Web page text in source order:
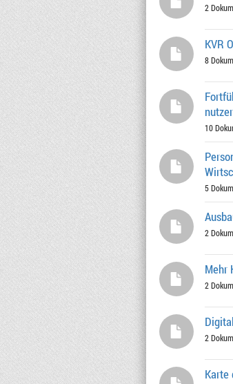
2
KVR
8
10
5
2
Mehr
2
2
Karte